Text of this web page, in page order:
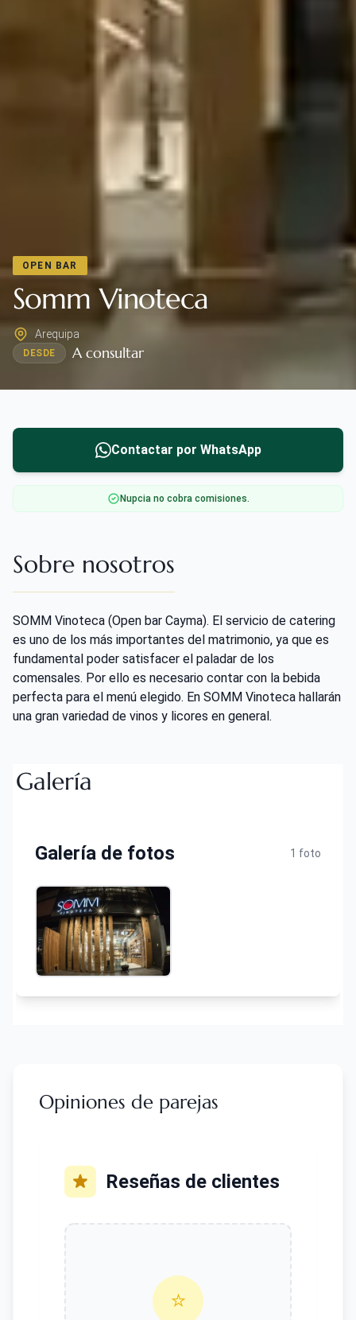
OPEN BAR
Somm Vinoteca
Arequipa
DESDE A consultar
Contactar por WhatsApp
Nupcia no cobra comisiones.
Sobre nosotros
SOMM Vinoteca (Open bar Cayma). El servicio de catering
es uno de los más importantes del matrimonio, ya que es
fundamental poder satisfacer el paladar de los
comensales. Por ello es necesario contar con la bebida
perfecta para el menú elegido. En SOMM Vinoteca hallarán
una gran variedad de vinos y licores en general.
Galería
Galería de fotos 1 foto
Opiniones de parejas
Reseñas de clientes
⭐